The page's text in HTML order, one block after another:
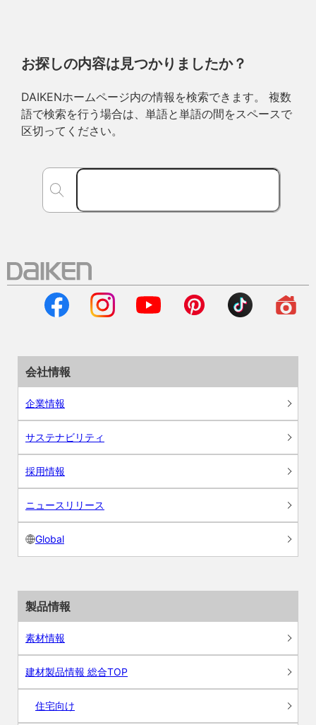
お探しの内容は見つかりましたか？
DAIKENホームページ内の情報を検索できます。 複数
語で検索を行う場合は、単語と単語の間をスペースで
区切ってください。
会社情報
企業情報
サステナビリティ
採用情報
ニュースリリース
Global
製品情報
素材情報
建材製品情報 総合TOP
住宅向け